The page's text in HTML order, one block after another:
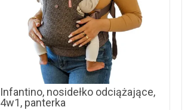
Infantino, nosidełko odciążające,
4w1, panterka